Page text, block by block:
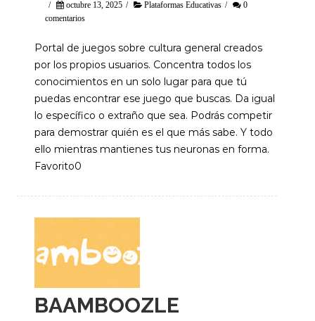
/ octubre 13, 2025 / Plataformas Educativas /
0
comentarios
Portal de juegos sobre cultura general creados
por los propios usuarios. Concentra todos los
conocimientos en un solo lugar para que tú
puedas encontrar ese juego que buscas. Da igual
lo específico o extraño que sea. Podrás competir
para demostrar quién es el que más sabe. Y todo
ello mientras mantienes tus neuronas en forma.
Favorito0
BAAMBOOZLE